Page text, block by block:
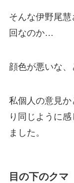
そんな伊野尾
回なのか…
顔色が悪いな、
私個人の意見
り同じように
ました。
目の下のクマ